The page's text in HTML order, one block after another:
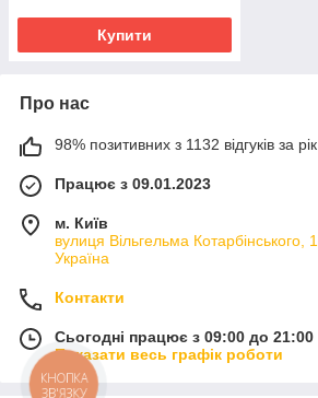
Купити
Про нас
98% позитивних з 1132 відгуків за рік
Працює з 09.01.2023
м. Київ
вулиця Вільгельма Котарбінського,
Україна
Контакти
Сьогодні працює з 09:00 до 21:00
Показати весь графік роботи
КНОПКА
ЗВ'ЯЗКУ